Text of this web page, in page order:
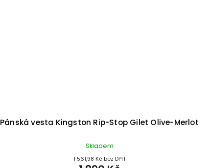
Pánská vesta Kingston Rip-Stop Gilet Olive-Merlot
Skladem
1 561,98 Kč bez DPH